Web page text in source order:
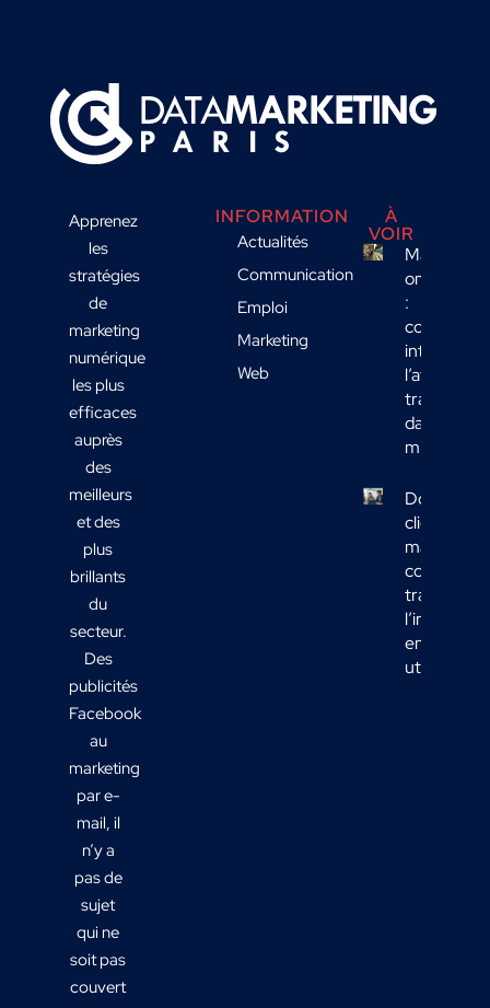
Apprenez
les
stratégies
de
marketing
numérique
les plus
efficaces
auprès
des
meilleurs
et des
plus
brillants
du
secteur.
Des
publicités
Facebook
au
marketing
par e-
mail, il
n’y a
pas de
sujet
qui ne
soit pas
couvert
INFORMATION
Actualités
Communication
Emploi
Marketing
Web
À
VOIR
Marketing
omnicanal
:
comment
intégrer
l’affichage
transport
dans votre
mix média
Données
clients
marketing :
comment
en actions
utiles ?